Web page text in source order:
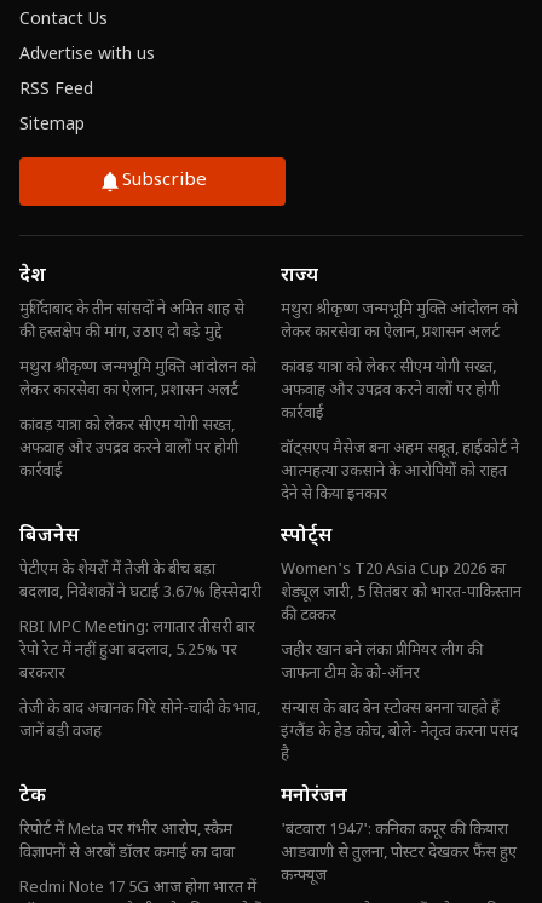
Contact Us
Advertise with us
RSS Feed
Sitemap
Subscribe
देश
मुर्शिदाबाद के तीन सांसदों ने अमित शाह से
की हस्तक्षेप की मांग, उठाए दो बड़े मुद्दे
मथुरा श्रीकृष्ण जन्मभूमि मुक्ति आंदोलन को
लेकर कारसेवा का ऐलान, प्रशासन अलर्ट
कांवड़ यात्रा को लेकर सीएम योगी सख्त,
अफवाह और उपद्रव करने वालों पर होगी
कार्रवाई
राज्य
मथुरा श्रीकृष्ण जन्मभूमि मुक्ति आंदोलन को
लेकर कारसेवा का ऐलान, प्रशासन अलर्ट
कांवड़ यात्रा को लेकर सीएम योगी सख्त,
अफवाह और उपद्रव करने वालों पर होगी
कार्रवाई
वॉट्सएप मैसेज बना अहम सबूत, हाईकोर्ट ने
आत्महत्या उकसाने के आरोपियों को राहत
देने से किया इनकार
बिजनेस
पेटीएम के शेयरों में तेजी के बीच बड़ा
बदलाव, निवेशकों ने घटाई 3.67% हिस्सेदारी
RBI MPC Meeting: लगातार तीसरी बार
रेपो रेट में नहीं हुआ बदलाव, 5.25% पर
बरकरार
तेजी के बाद अचानक गिरे सोने-चांदी के भाव,
जानें बड़ी वजह
स्पोर्ट्स
Women's T20 Asia Cup 2026 का
शेड्यूल जारी, 5 सितंबर को भारत-पाकिस्तान
की टक्कर
जहीर खान बने लंका प्रीमियर लीग की
जाफना टीम के को-ऑनर
संन्यास के बाद बेन स्टोक्स बनना चाहते हैं
इंग्लैंड के हेड कोच, बोले- नेतृत्व करना पसंद
है
टेक
रिपोर्ट में Meta पर गंभीर आरोप, स्कैम
विज्ञापनों से अरबों डॉलर कमाई का दावा
Redmi Note 17 5G आज होगा भारत में
मनोरंजन
'बंटवारा 1947': कनिका कपूर की कियारा
आडवाणी से तुलना, पोस्टर देखकर फैंस हुए
कन्फ्यूज